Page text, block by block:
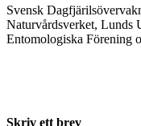
Svensk
Naturvårdsverket, Lunds
Entomologiska Förening
Skriv ett brev